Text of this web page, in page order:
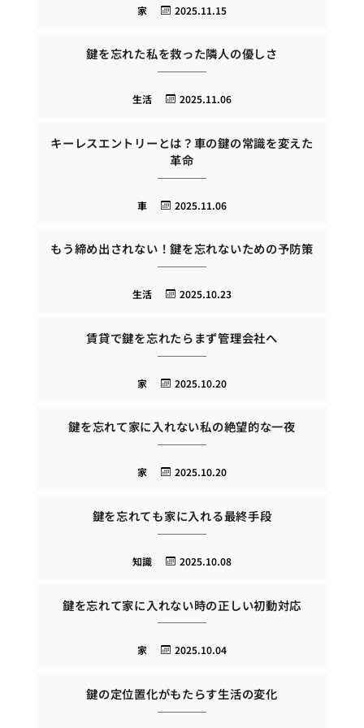
2025.11.15
家
鍵を忘れた私を救った隣人の優しさ
2025.11.06
生活
キーレスエントリーとは？車の鍵の常識を変えた
革命
2025.11.06
車
もう締め出されない！鍵を忘れないための予防策
2025.10.23
生活
賃貸で鍵を忘れたらまず管理会社へ
2025.10.20
家
鍵を忘れて家に入れない私の絶望的な一夜
2025.10.20
家
鍵を忘れても家に入れる最終手段
2025.10.08
知識
鍵を忘れて家に入れない時の正しい初動対応
2025.10.04
家
鍵の定位置化がもたらす生活の変化